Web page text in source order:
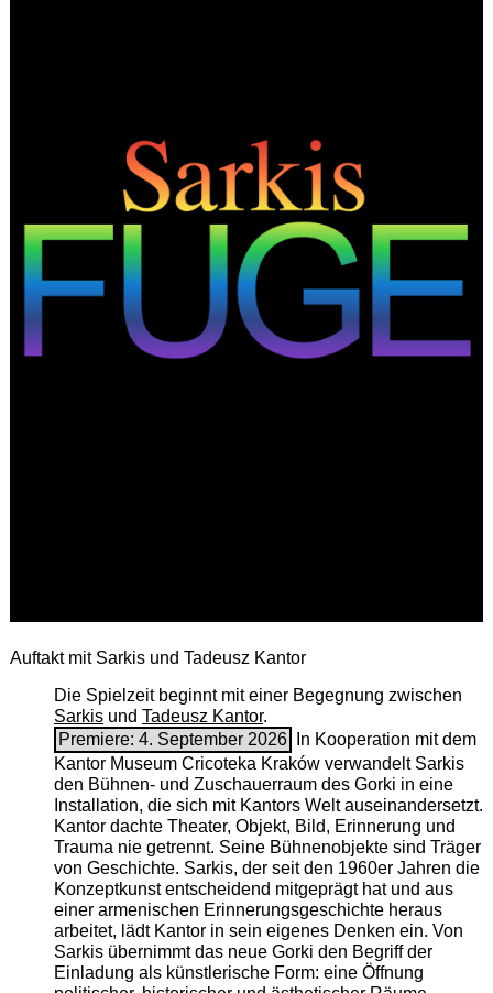
Auftakt mit Sarkis und Tadeusz Kantor
Die Spielzeit beginnt mit einer Begegnung zwischen
Sarkisund Tadeusz Kantor.
Premiere: 4. September 2026
In Kooperation mit dem
Kantor Museum Cricoteka Kraków verwandelt Sarkis
den Bühnen- und Zuschauerraum des Gorki in eine
Installation, die sich mit Kantors Welt auseinandersetzt.
Kantor dachte Theater, Objekt, Bild, Erinnerung und
Trauma nie getrennt. Seine Bühnenobjekte sind Träger
von Geschichte. Sarkis, der seit den 1960er Jahren die
Konzeptkunst entscheidend mitgeprägt hat und aus
einer armenischen ­Erinnerungsgeschichte heraus
arbeitet, lädt Kantor in sein eigenes Denken ein. Von
Sarkis übernimmt das neue Gorki den Begriff der
Einladung als künstlerische Form: eine Öffnung